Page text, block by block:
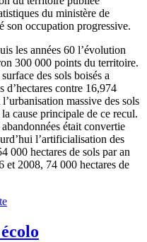
du ministère de
son occupation progressive.
les années 60 l’évolution
300 000 points du territoire.
des sols boisés a
contre 16,974
massive des sols
cause principale de ce recul.
était convertie
l’artificialisation des
000 hectares de sols par an
et 2008, 74 000 hectares de